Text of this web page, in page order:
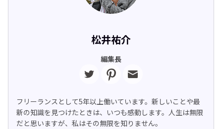
松井祐介
編集長
フリーランスとして5年以上働いています。新しいことや最
新の知識を見つけたときは、いつも感動します。人生は無限
だと思いますが、私はその無限を知りません。